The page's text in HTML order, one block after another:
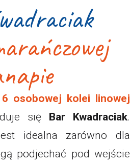
6 osobowej kolei linowej
się Bar Kwadraciak.
idealna zarówno dla
podjechać pod wejście